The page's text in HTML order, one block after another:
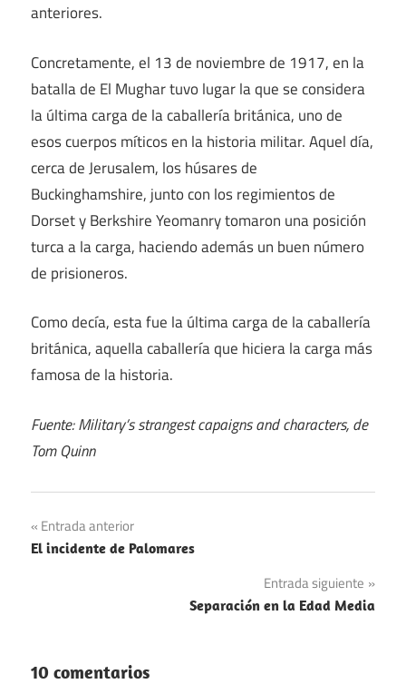
anteriores.
Concretamente, el 13 de noviembre de 1917, en la
batalla de El Mughar tuvo lugar la que se considera
la última carga de la caballería británica, uno de
esos cuerpos míticos en la historia militar. Aquel día,
cerca de Jerusalem, los húsares de
Buckinghamshire, junto con los regimientos de
Dorset y Berkshire Yeomanry tomaron una posición
turca a la carga, haciendo además un buen número
de prisioneros.
Como decía, esta fue la última carga de la caballería
británica, aquella caballería que hiciera la carga más
famosa de la historia.
Fuente: Military’s strangest capaigns and characters, de
Tom Quinn
Navegación
de
Entrada anterior
El incidente de Palomares
Entrada siguiente
Separación en la Edad Media
10 comentarios